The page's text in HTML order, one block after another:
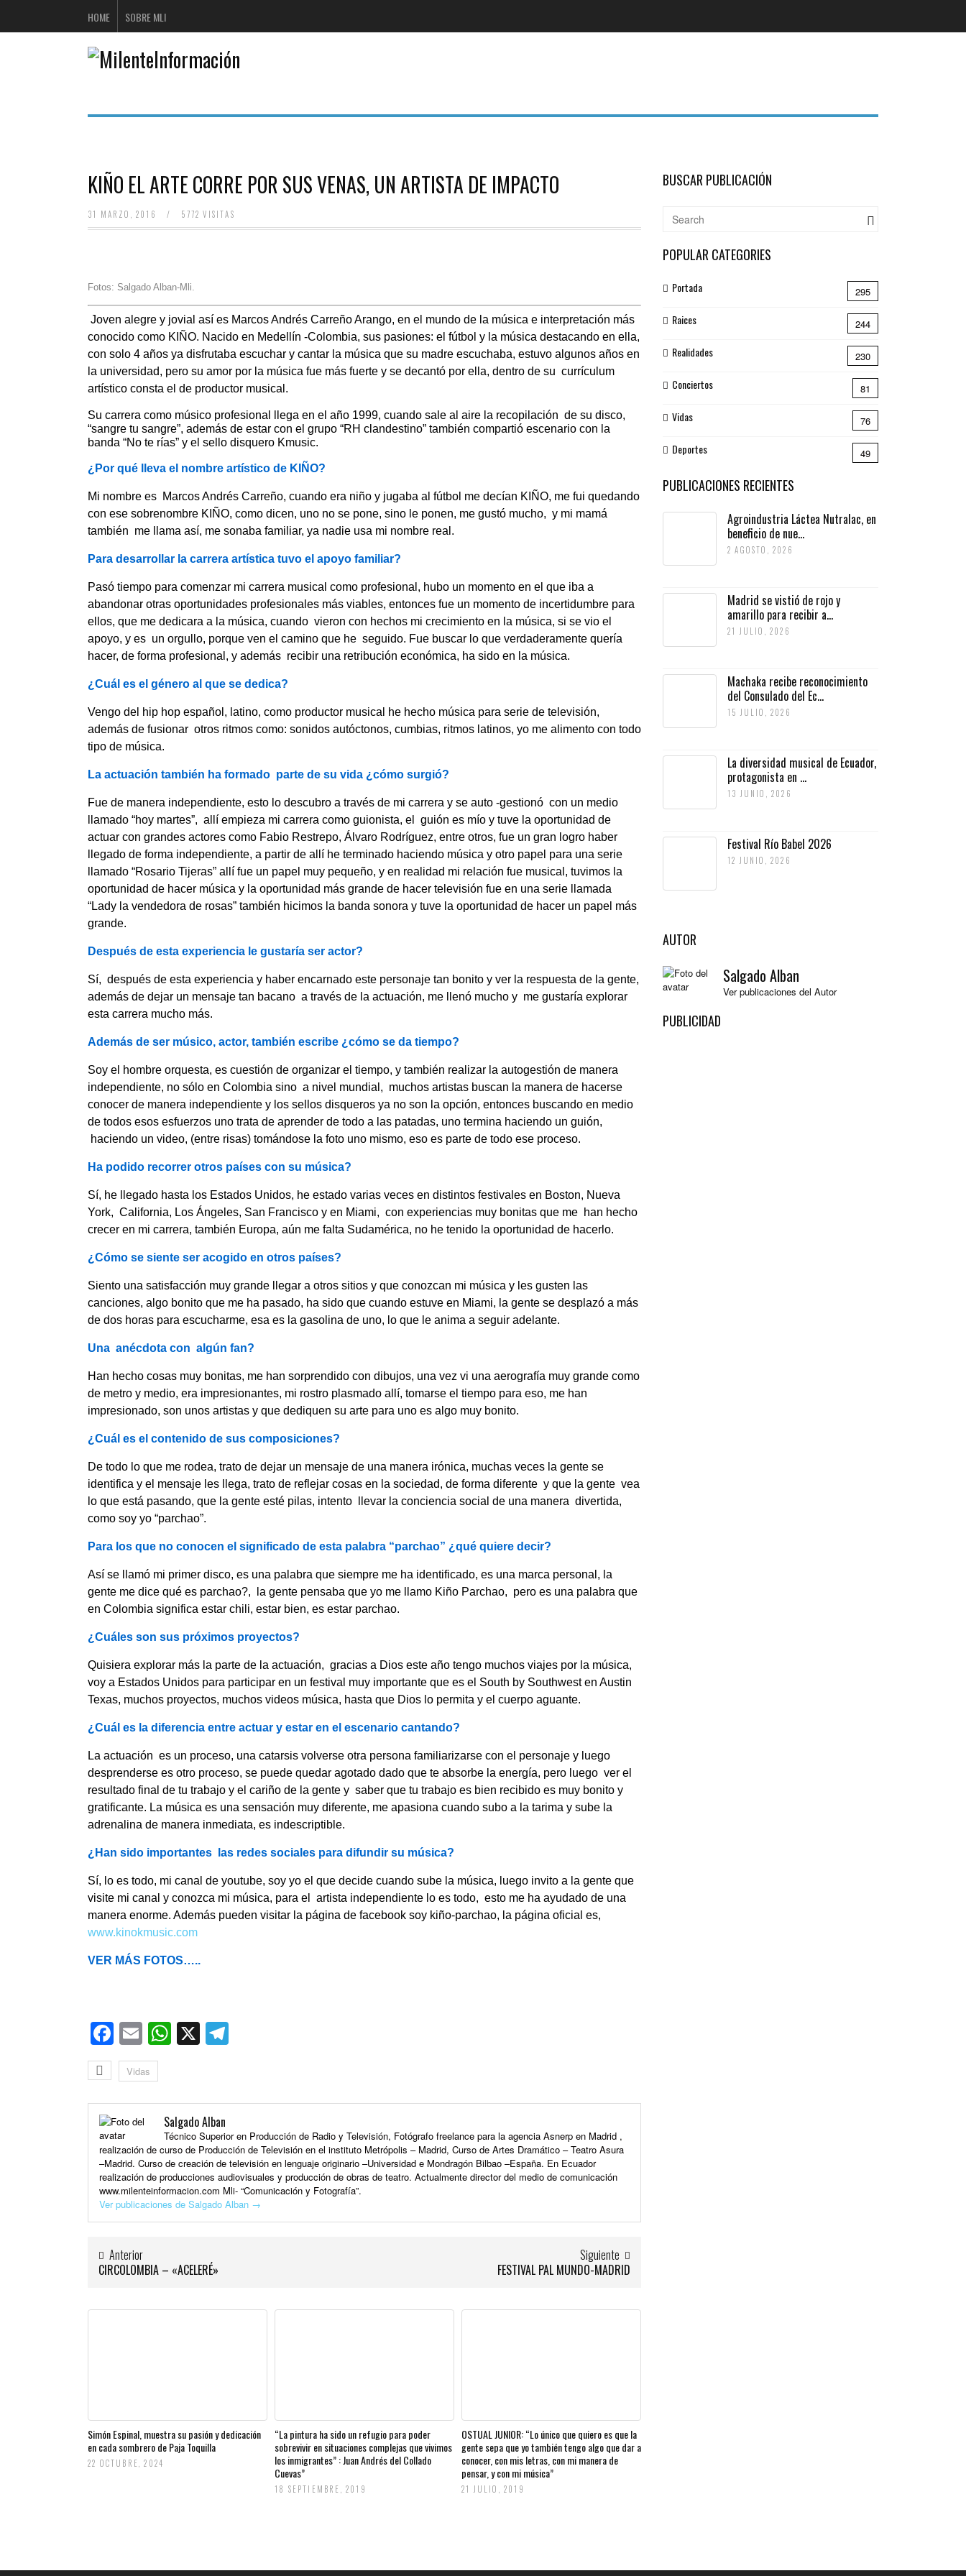
HOME SOBRE MLI
KIÑO EL ARTE CORRE POR SUS VENAS, UN ARTISTA DE IMPACTO
31 MARZO, 2016 / 5772 VISITAS
Fotos: Salgado Alban-Mli.
Joven alegre y jovial así es Marcos Andrés Carreño Arango, en el mundo de la música e interpretación más
conocido como KIÑO. Nacido en Medellín -Colombia, sus pasiones: el fútbol y la música destacando en ella,
con solo 4 años ya disfrutaba escuchar y cantar la música que su madre escuchaba, estuvo algunos años en
la universidad, pero su amor por la música fue más fuerte y se decantó por ella, dentro de su currículum
artístico consta el de productor musical.
Su carrera como músico profesional llega en el año 1999, cuando sale al aire la recopilación de su disco,
“sangre tu sangre”, además de estar con el grupo “RH clandestino” también compartió escenario con la
banda “No te rías” y el sello disquero Kmusic.
¿Por qué lleva el nombre artístico de KIÑO?
Mi nombre es Marcos Andrés Carreño, cuando era niño y jugaba al fútbol me decían KIÑO, me fui quedando
con ese sobrenombre KIÑO, como dicen, uno no se pone, sino le ponen, me gustó mucho, y mi mamá
también me llama así, me sonaba familiar, ya nadie usa mi nombre real.
Para desarrollar la carrera artística tuvo el apoyo familiar?
Pasó tiempo para comenzar mi carrera musical como profesional, hubo un momento en el que iba a
abandonar otras oportunidades profesionales más viables, entonces fue un momento de incertidumbre para
ellos, que me dedicara a la música, cuando vieron con hechos mi crecimiento en la música, si se vio el
apoyo, y es un orgullo, porque ven el camino que he seguido. Fue buscar lo que verdaderamente quería
hacer, de forma profesional, y además recibir una retribución económica, ha sido en la música.
¿Cuál es el género al que se dedica?
Vengo del hip hop español, latino, como productor musical he hecho música para serie de televisión,
además de fusionar otros ritmos como: sonidos autóctonos, cumbias, ritmos latinos, yo me alimento con todo
tipo de música.
La actuación también ha formado parte de su vida ¿cómo surgió?
Fue de manera independiente, esto lo descubro a través de mi carrera y se auto -gestionó con un medio
llamado “hoy martes”, allí empieza mi carrera como guionista, el guión es mío y tuve la oportunidad de
actuar con grandes actores como Fabio Restrepo, Álvaro Rodríguez, entre otros, fue un gran logro haber
llegado de forma independiente, a partir de allí he terminado haciendo música y otro papel para una serie
llamado “Rosario Tijeras” allí fue un papel muy pequeño, y en realidad mi relación fue musical, tuvimos la
oportunidad de hacer música y la oportunidad más grande de hacer televisión fue en una serie llamada
“Lady la vendedora de rosas” también hicimos la banda sonora y tuve la oportunidad de hacer un papel más
grande.
Después de esta experiencia le gustaría ser actor?
Sí, después de esta experiencia y haber encarnado este personaje tan bonito y ver la respuesta de la gente,
además de dejar un mensaje tan bacano a través de la actuación, me llenó mucho y me gustaría explorar
esta carrera mucho más.
Además de ser músico, actor, también escribe ¿cómo se da tiempo?
Soy el hombre orquesta, es cuestión de organizar el tiempo, y también realizar la autogestión de manera
independiente, no sólo en Colombia sino a nivel mundial, muchos artistas buscan la manera de hacerse
conocer de manera independiente y los sellos disqueros ya no son la opción, entonces buscando en medio
de todos esos esfuerzos uno trata de aprender de todo a las patadas, uno termina haciendo un guión,
haciendo un video, (entre risas) tomándose la foto uno mismo, eso es parte de todo ese proceso.
Ha podido recorrer otros países con su música?
Sí, he llegado hasta los Estados Unidos, he estado varias veces en distintos festivales en Boston, Nueva
York, California, Los Ángeles, San Francisco y en Miami, con experiencias muy bonitas que me han hecho
crecer en mi carrera, también Europa, aún me falta Sudamérica, no he tenido la oportunidad de hacerlo.
¿Cómo se siente ser acogido en otros países?
Siento una satisfacción muy grande llegar a otros sitios y que conozcan mi música y les gusten las
canciones, algo bonito que me ha pasado, ha sido que cuando estuve en Miami, la gente se desplazó a más
de dos horas para escucharme, esa es la gasolina de uno, lo que le anima a seguir adelante.
Una anécdota con algún fan?
Han hecho cosas muy bonitas, me han sorprendido con dibujos, una vez vi una aerografía muy grande como
de metro y medio, era impresionantes, mi rostro plasmado allí, tomarse el tiempo para eso, me han
impresionado, son unos artistas y que dediquen su arte para uno es algo muy bonito.
¿Cuál es el contenido de sus composiciones?
De todo lo que me rodea, trato de dejar un mensaje de una manera irónica, muchas veces la gente se
identifica y el mensaje les llega, trato de reflejar cosas en la sociedad, de forma diferente y que la gente vea
lo que está pasando, que la gente esté pilas, intento llevar la conciencia social de una manera divertida,
como soy yo “parchao”.
Para los que no conocen el significado de esta palabra “parchao” ¿qué quiere decir?
Así se llamó mi primer disco, es una palabra que siempre me ha identificado, es una marca personal, la
gente me dice qué es parchao?, la gente pensaba que yo me llamo Kiño Parchao, pero es una palabra que
en Colombia significa estar chili, estar bien, es estar parchao.
¿Cuáles son sus próximos proyectos?
Quisiera explorar más la parte de la actuación, gracias a Dios este año tengo muchos viajes por la música,
voy a Estados Unidos para participar en un festival muy importante que es el South by Southwest en Austin
Texas, muchos proyectos, muchos videos música, hasta que Dios lo permita y el cuerpo aguante.
¿Cuál es la diferencia entre actuar y estar en el escenario cantando?
La actuación es un proceso, una catarsis volverse otra persona familiarizarse con el personaje y luego
desprenderse es otro proceso, se puede quedar agotado dado que te absorbe la energía, pero luego ver el
resultado final de tu trabajo y el cariño de la gente y saber que tu trabajo es bien recibido es muy bonito y
gratificante. La música es una sensación muy diferente, me apasiona cuando subo a la tarima y sube la
adrenalina de manera inmediata, es indescriptible.
¿Han sido importantes las redes sociales para difundir su música?
Sí, lo es todo, mi canal de youtube, soy yo el que decide cuando sube la música, luego invito a la gente que
visite mi canal y conozca mi música, para el artista independiente lo es todo, esto me ha ayudado de una
manera enorme. Además pueden visitar la página de facebook soy kiño-parchao, la página oficial es,
www.kinokmusic.com
VER MÁS FOTOS…..
Facebook
EmailWhatsApp
X
Vidas
Salgado Alban
Técnico Superior en Producción de Radio y Televisión, Fotógrafo freelance para la agencia Asnerp en Madrid ,
realización de curso de Producción de Televisión en el instituto Metrópolis – Madrid, Curso de Artes Dramático – Teatro Asura
–Madrid. Curso de creación de televisión en lenguaje originario –Universidad e Mondragón Bilbao –España. En Ecuador
realización de producciones audiovisuales y producción de obras de teatro. Actualmente director del medio de comunicación
www.milenteinformacion.com Mli- “Comunicación y Fotografía”.
Ver publicaciones de Salgado Alban →
Anterior
CIRCOLOMBIA – «ACELERÉ»
Siguiente
FESTIVAL PAL MUNDO-MADRID
Simón Espinal, muestra su pasión y dedicación
en cada sombrero de Paja Toquilla
22 OCTUBRE, 2024
“La pintura ha sido un refugio para poder
sobrevivir en situaciones complejas que vivimos
los inmigrantes” : Juan Andrés del Collado
Cuevas”
18 SEPTIEMBRE, 2019
OSTUAL JUNIOR: “Lo único que quiero es que la
gente sepa que yo también tengo algo que dar a
conocer, con mis letras, con mi manera de
pensar, y con mi música”
21 JULIO, 2019
BUSCAR PUBLICACIÓN
POPULAR CATEGORIES
Portada 295
Raices 244
Realidades 230
Conciertos 81
Vidas 76
Deportes 49
PUBLICACIONES RECIENTES
Agroindustria Láctea Nutralac, en
beneficio de nue...
2 AGOSTO, 2026
Madrid se vistió de rojo y
amarillo para recibir a...
21 JULIO, 2026
Machaka recibe reconocimiento
del Consulado del Ec...
15 JULIO, 2026
La diversidad musical de Ecuador,
protagonista en ...
13 JUNIO, 2026
Festival Río Babel 2026
12 JUNIO, 2026
AUTOR
Salgado Alban
Ver publicaciones del Autor
PUBLICIDAD